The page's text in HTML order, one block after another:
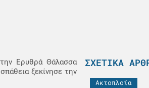
Ερυθρά Θάλασσα
ξεκίνησε την
ΣΧΕΤΙΚΆ
Ακτοπλοϊα